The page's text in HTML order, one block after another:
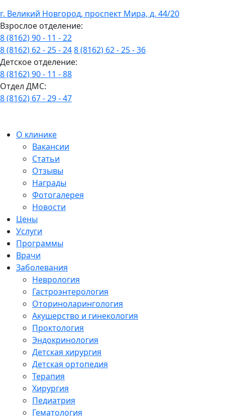
г. Великий Новгород, проспект Мира, д. 44/20
Взрослое отделение:
8 (8162) 90 - 11 - 22
8 (8162) 62 - 25 - 248 (8162) 62 - 25 - 36
Детское отделение:
8 (8162) 90 - 11 - 88
Отдел ДМС:
8 (8162) 67 - 29 - 47
О клинике
Вакансии
Статьи
Отзывы
Награды
Фотогалерея
Новости
Цены
Услуги
Программы
Врачи
Заболевания
Неврология
Гастроэнтерология
Оториноларингология
Акушерство и гинекология
Проктология
Эндокринология
Детская хирургия
Детская ортопедия
Терапия
Хирургия
Педиатрия
Гематология